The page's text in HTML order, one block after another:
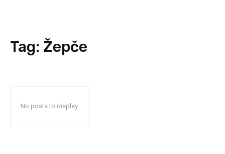
Tag: Žepče
No posts to display